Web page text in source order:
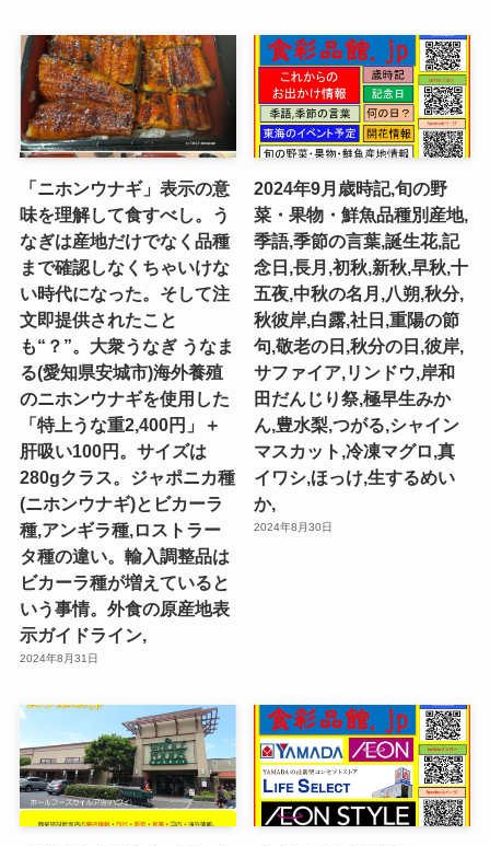
「ニホンウナギ」表示の意
味を理解して食すべし。う
なぎは産地だけでなく品種
まで確認しなくちゃいけな
い時代になった。そして注
文即提供されたこと
も“？”。大衆うなぎ うなま
る(愛知県安城市)海外養殖
のニホンウナギを使用した
「特上うな重2,400円」＋
肝吸い100円。サイズは
280gクラス。ジャポニカ種
(ニホンウナギ)とビカーラ
種,アンギラ種,ロストラー
タ種の違い。輸入調整品は
ビカーラ種が増えていると
いう事情。外食の原産地表
示ガイドライン,
2024年8月31日
2024年9月歳時記,旬の野
菜・果物・鮮魚品種別産地,
季語,季節の言葉,誕生花,記
念日,長月,初秋,新秋,早秋,十
五夜,中秋の名月,八朔,秋分,
秋彼岸,白露,社日,重陽の節
句,敬老の日,秋分の日,彼岸,
サファイア,リンドウ,岸和
田だんじり祭,極早生みか
ん,豊水梨,つがる,シャイン
マスカット,冷凍マグロ,真
イワシ,ほっけ,生するめい
か,
2024年8月30日